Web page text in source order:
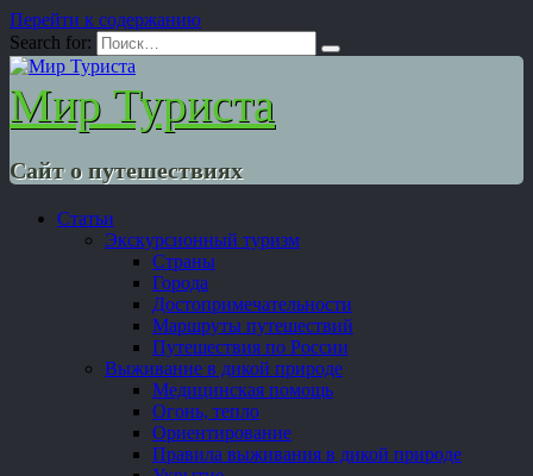
Перейти к содержанию
Search for:
Мир Туриста
Сайт о путешествиях
Статьи
Экскурсионный туризм
Страны
Города
Достопримечательности
Маршруты путешествий
Путешествия по России
Выживание в дикой природе
Медицинская помощь
Огонь, тепло
Ориентирование
Правила выживания в дикой природе